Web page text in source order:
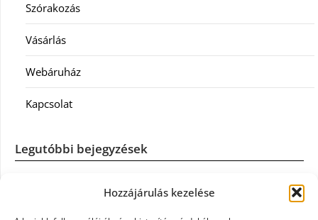
Hozzájárulás kezelése
Szórakozás
Vásárlás
Webáruház
Kapcsolat
Legutóbbi bejegyzések
Casco szélvédőcsere: mikor éri meg a biztosítást igénybe